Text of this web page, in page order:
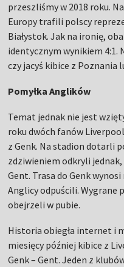
przeszliśmy w 2018 roku.
Europy trafili polscy
Białystok. Jak na ironię,
identycznym wynikiem
czy jacyś kibice z
Pomyłka Anglików
Temat jednak nie jest
roku dwóch fanów
z Genk. Na stadion dotarli
zdziwieniem odkryli
Gent. Trasa do Genk
Anglicy odpuścili. Wygrane
obejrzeli w pubie.
Historia obiegła internet i
miesięcy później kibice z
Genk – Gent. Jeden z